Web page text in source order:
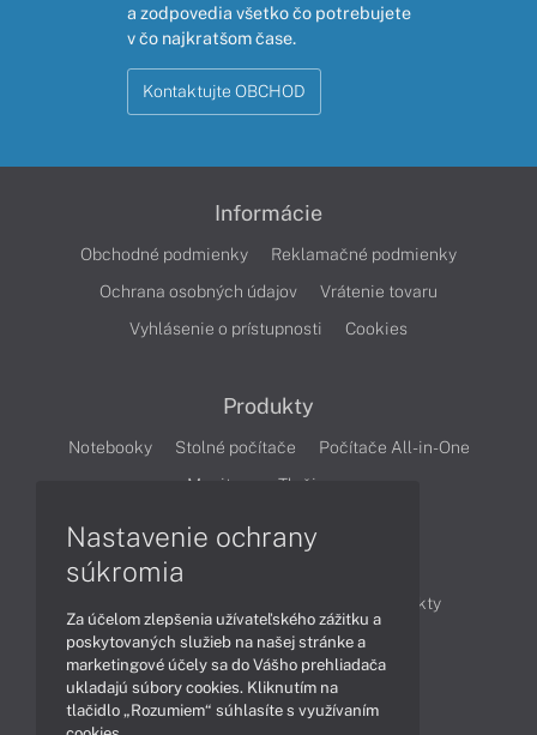
a zodpovedia všetko čo potrebujete
v čo najkratšom čase.
Kontaktujte OBCHOD
Informácie
Obchodné podmienky
Reklamačné podmienky
Ochrana osobných údajov
Vrátenie tovaru
Vyhlásenie o prístupnosti
Cookies
Produkty
Notebooky Stolné počítače
Počítače All-in-One
Monitory
Tlačiarne
Produkty
Technológie
Videá
Obsah
Nastavenie ochrany
súkromia
Za účelom zlepšenia užívateľského zážitku a
poskytovaných služieb na našej stránke a
marketingové účely sa do Vášho prehliadača
ukladajú súbory cookies. Kliknutím na
tlačidlo „Rozumiem“ súhlasíte s využívaním